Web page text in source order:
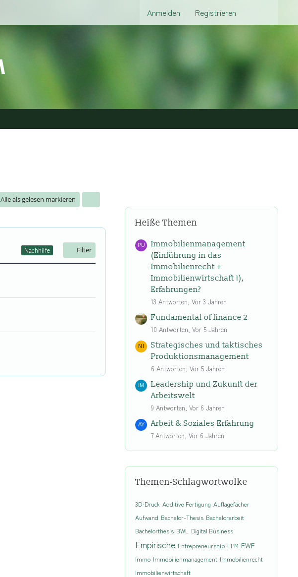
Anmelden Registrieren
Alle als gelesen markieren
Nachhilfe Filter
Heiße Themen
Immobilienmanagement
(Einführung in das
Immobilienrecht +
Immobilienwirtschaft 1),
Erfahrungen?
13 Antworten, Vor 3 Jahren
Fundamental of finance 2
10 Antworten, Vor 5 Jahren
Strategisches und taktisches
Produktionsmanagement
6 Antworten, Vor 5 Jahren
Leadership und Zukunft der
Arbeitswelt
9 Antworten, Vor 6 Jahren
Arbeit & Soziales Erfahrung
7 Antworten, Vor 6 Jahren
Themen-Schlagwortwolke
3D-Druck Additive Fertigung Auflagefächer
Aufwand Bachelor-Thesis Bachelorarbeit
Bachelorthesis BWL Digital Business
Empirische Entrepreneurship EPM EWF
Immo Immobilienmanagement Immobilienrecht
Immobilienwirtschaft